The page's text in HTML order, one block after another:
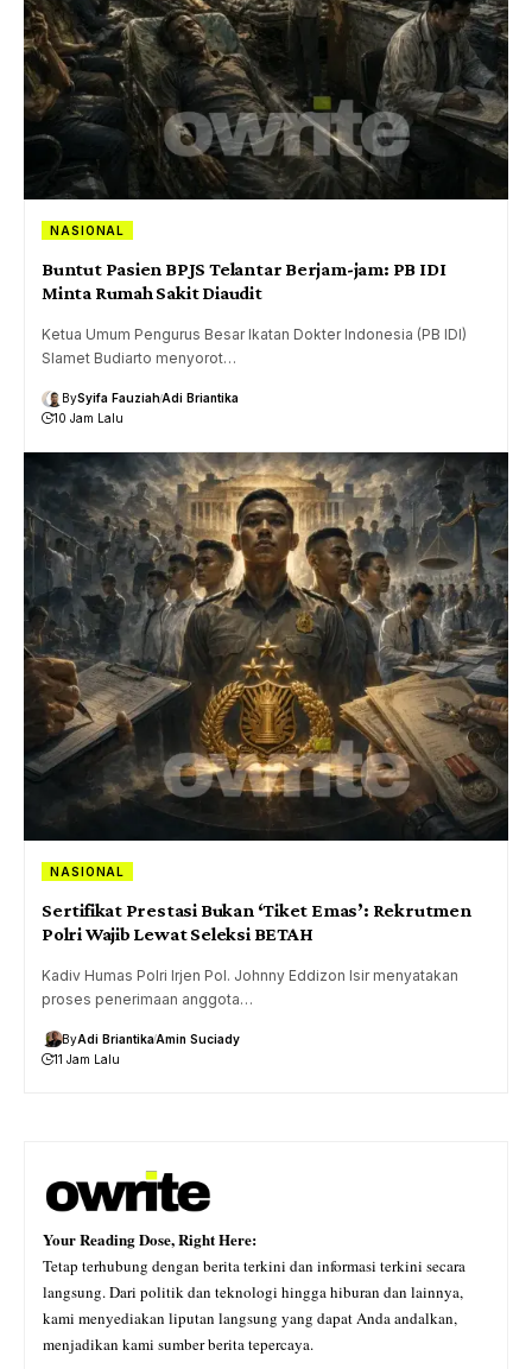
NASIONAL
Buntut Pasien BPJS Telantar Berjam-jam: PB IDI
Minta Rumah Sakit Diaudit
Ketua Umum Pengurus Besar Ikatan Dokter Indonesia (PB IDI)
Slamet Budiarto menyorot…
BySyifa FauziahAdi Briantika
10 Jam Lalu
NASIONAL
Sertifikat Prestasi Bukan ‘Tiket Emas’: Rekrutmen
Polri Wajib Lewat Seleksi BETAH
Kadiv Humas Polri Irjen Pol. Johnny Eddizon Isir menyatakan
proses penerimaan anggota…
ByAdi BriantikaAmin Suciady
11 Jam Lalu
Your Reading Dose, Right Here:
Tetap terhubung dengan berita terkini dan informasi terkini secara
langsung. Dari politik dan teknologi hingga hiburan dan lainnya,
kami menyediakan liputan langsung yang dapat Anda andalkan,
menjadikan kami sumber berita tepercaya.